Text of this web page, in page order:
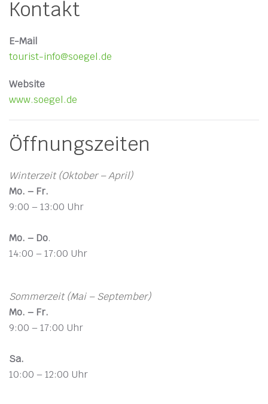
Kontakt
E-Mail
tourist-info@soegel.de
Website
www.soegel.de
Öffnungszeiten
Winterzeit (Oktober – April)
Mo. – Fr.
9:00 – 13:00 Uhr
Mo. – Do.
14:00 – 17:00 Uhr
Sommerzeit (Mai – September)
Mo. – Fr.
9:00 – 17:00 Uhr
Sa.
10:00 – 12:00 Uhr